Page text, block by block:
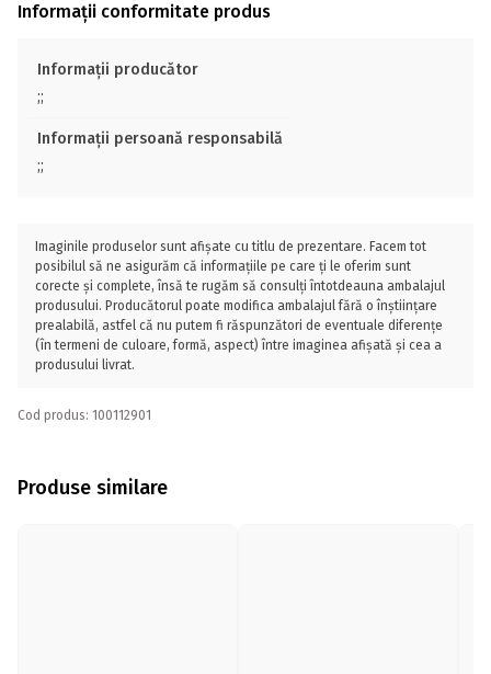
Informații conformitate produs
Informații producător
;;
Informații persoană responsabilă
;;
Imaginile produselor sunt afișate cu titlu de prezentare. Facem tot
posibilul să ne asigurăm că informațiile pe care ți le oferim sunt
corecte și complete, însă te rugăm să consulți întotdeauna ambalajul
produsului. Producătorul poate modifica ambalajul fără o înștiințare
prealabilă, astfel că nu putem fi răspunzători de eventuale diferențe
(în termeni de culoare, formă, aspect) între imaginea afișată și cea a
produsului livrat.
Cod produs: 100112901
Produse similare